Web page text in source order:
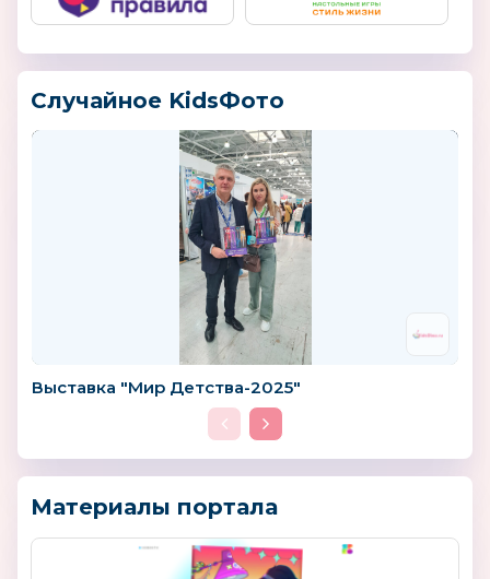
Случайное KidsФото
Выставка "Мир Детства-2025"
Материалы портала